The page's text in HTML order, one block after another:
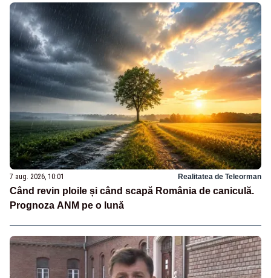
7 aug. 2026, 10:01 Realitatea de Teleorman
Când revin ploile și când scapă România de caniculă.
Prognoza ANM pe o lună